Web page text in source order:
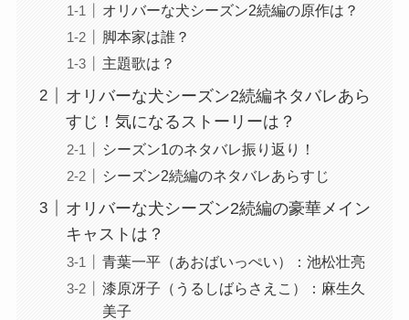
オリバーな犬シーズン2続編の原作は？
脚本家は誰？
主題歌は？
オリバーな犬シーズン2続編ネタバレあら
すじ！気になるストーリーは？
シーズン1のネタバレ振り返り！
シーズン2続編のネタバレあらすじ
オリバーな犬シーズン2続編の豪華メイン
キャストは？
青葉一平（あおばいっぺい）：池松壮亮
漆原冴子（うるしばらさえこ）：麻生久
美子